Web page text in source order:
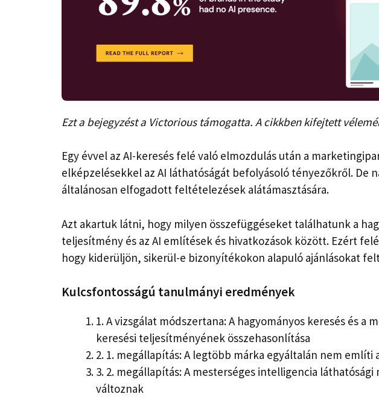
Ezt a bejegyzést a Victorious támogatta. A cikkben kifejtett
Egy évvel az AI-keresés felé való elmozdulás után a
elképzelésekkel az AI láthatóságát befolyásoló tényezőkről. De
általánosan elfogadott feltételezések alátámasztására.
Azt akartuk látni, hogy milyen összefüggéseket találhatunk a
teljesítmény és az AI említések és hivatkozások között. Ezért
hogy kiderüljön, sikerül-e bizonyítékokon alapuló ajánlásokat
Kulcsfontosságú tanulmányi eredmények
1.A vizsgálat módszertana: A hagyományos keresés és a
keresési teljesítményének összehasonlítása
2. 1. megállapítás: A legtöbb márka egyáltalán nem említi
3. 2. megállapítás: A mesterséges intelligencia
változnak